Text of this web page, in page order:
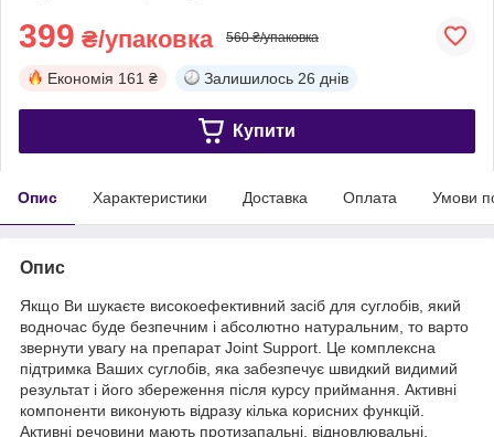
399 ₴/упаковка 560 ₴/упаковка
Економія 161 ₴ Залишилось 26 днів
Купити
Опис Характеристики Доставка Оплата Умови
Опис
Якщо Ви шукаєте високоефективний засіб для суглобів, який
водночас буде безпечним і абсолютно натуральним, то варто
звернути увагу на препарат Joint Support. Це комплексна
підтримка Ваших суглобів, яка забезпечує швидкий видимий
результат і його збереження після курсу приймання. Активні
компоненти виконують відразу кілька корисних функцій.
Активні речовини мають протизапальні, відновлювальні,